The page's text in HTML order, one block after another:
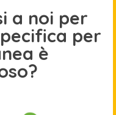
a noi per
per
è